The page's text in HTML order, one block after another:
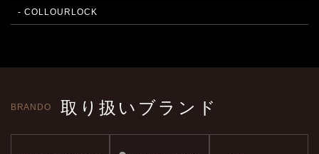
- COLLOURLOCK
BRANDO 取り扱いブランド